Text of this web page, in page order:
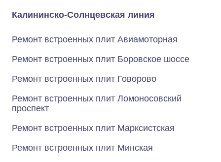
Калининско-Солнцевская линия
Ремонт встроенных плит Авиамоторная
Ремонт встроенных плит Боровское шоссе
Ремонт встроенных плит Говорово
Ремонт встроенных плит Ломоносовский
проспект
Ремонт встроенных плит Марксистская
Ремонт встроенных плит Минская